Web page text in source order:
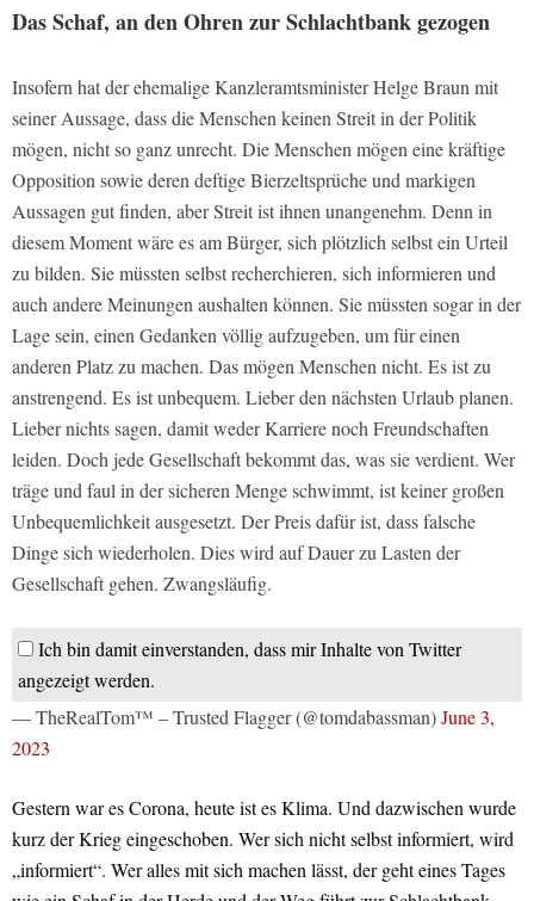
Das Schaf, an den Ohren zur Schlachtbank gezogen
Insofern hat der ehemalige Kanzleramtsminister Helge Braun mit
seiner Aussage, dass die Menschen keinen Streit in der Politik
mögen, nicht so ganz unrecht. Die Menschen mögen eine kräftige
Opposition sowie deren deftige Bierzeltsprüche und markigen
Aussagen gut finden, aber Streit ist ihnen unangenehm. Denn in
diesem Moment wäre es am Bürger, sich plötzlich selbst ein Urteil
zu bilden. Sie müssten selbst recherchieren, sich informieren und
auch andere Meinungen aushalten können. Sie müssten sogar in der
Lage sein, einen Gedanken völlig aufzugeben, um für einen
anderen Platz zu machen. Das mögen Menschen nicht. Es ist zu
anstrengend. Es ist unbequem. Lieber den nächsten Urlaub planen.
Lieber nichts sagen, damit weder Karriere noch Freundschaften
leiden. Doch jede Gesellschaft bekommt das, was sie verdient. Wer
träge und faul in der sicheren Menge schwimmt, ist keiner großen
Unbequemlichkeit ausgesetzt. Der Preis dafür ist, dass falsche
Dinge sich wiederholen. Dies wird auf Dauer zu Lasten der
Gesellschaft gehen. Zwangsläufig.
Ich bin damit einverstanden, dass mir Inhalte von Twitter
angezeigt werden.
— TheRealTom™ – Trusted Flagger (@tomdabassman)June 3,
2023
Gestern war es Corona, heute ist es Klima. Und dazwischen wurde
kurz der Krieg eingeschoben. Wer sich nicht selbst informiert, wird
„informiert“. Wer alles mit sich machen lässt, der geht eines Tages